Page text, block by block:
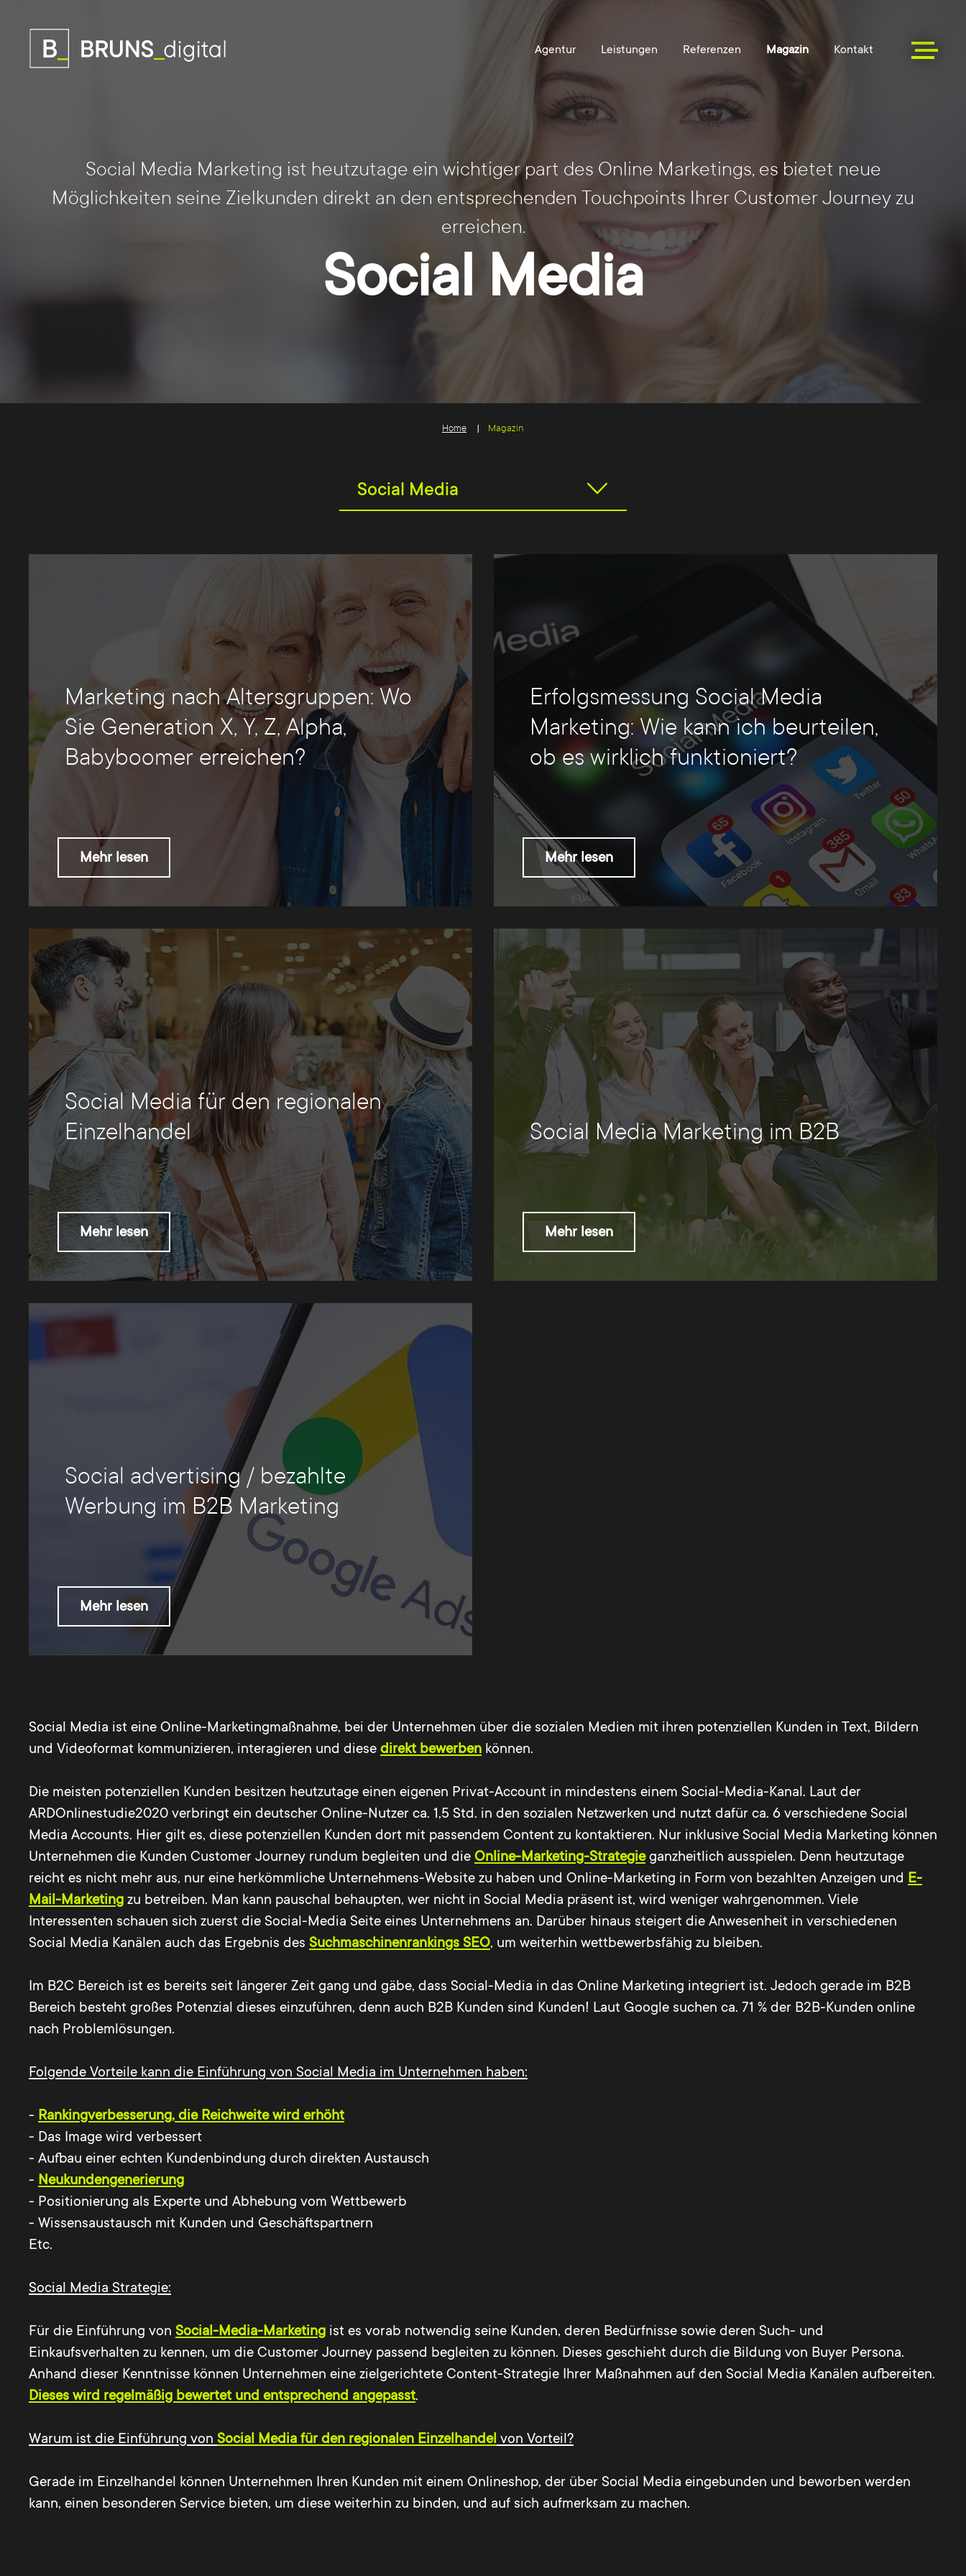
Social Media Marketing ist heutzutage ein wichtiger part des Online Marketings, es bietet neue
Möglichkeiten seine Zielkunden direkt an den entsprechenden Touchpoints Ihrer Customer Journey zu
erreichen.
Social Media
Home Magazin
Social Media
Social Media ist eine Online-Marketingmaßnahme, bei der Unternehmen über die sozialen Medien mit ihren potenziellen Kunden in Text, Bildern
und Videoformat kommunizieren, interagieren und diese direkt bewerben können.
Die meisten potenziellen Kunden besitzen heutzutage einen eigenen Privat-Account in mindestens einem Social-Media-Kanal. Laut der
ARDOnlinestudie2020 verbringt ein deutscher Online-Nutzer ca. 1,5 Std. in den sozialen Netzwerken und nutzt dafür ca. 6 verschiedene Social
Media Accounts. Hier gilt es, diese potenziellen Kunden dort mit passendem Content zu kontaktieren. Nur inklusive Social Media Marketing können
Unternehmen die Kunden Customer Journey rundum begleiten und die Online-Marketing-Strategieganzheitlich ausspielen. Denn heutzutage
reicht es nicht mehr aus, nur eine herkömmliche Unternehmens-Website zu haben und Online-Marketing in Form von bezahlten Anzeigen und E-
Mail-Marketing zu betreiben. Man kann pauschal behaupten, wer nicht in Social Media präsent ist, wird weniger wahrgenommen. Viele
Interessenten schauen sich zuerst die Social-Media Seite eines Unternehmens an. Darüber hinaus steigert die Anwesenheit in verschiedenen
Social Media Kanälen auch das Ergebnis des Suchmaschinenrankings SEO, um weiterhin wettbewerbsfähig zu bleiben.
Im B2C Bereich ist es bereits seit längerer Zeit gang und gäbe, dass Social-Media in das Online Marketing integriert ist. Jedoch gerade im B2B
Bereich besteht großes Potenzial dieses einzuführen, denn auch B2B Kunden sind Kunden! Laut Google suchen ca. 71 % der B2B-Kunden online
nach Problemlösungen.
Folgende Vorteile kann die Einführung von Social Media im Unternehmen haben:
- Rankingverbesserung, die Reichweite wird erhöht
- Das Image wird verbessert
- Aufbau einer echten Kundenbindung durch direkten Austausch
- Neukundengenerierung
- Positionierung als Experte und Abhebung vom Wettbewerb
- Wissensaustausch mit Kunden und Geschäftspartnern
Etc.
Social Media Strategie:
Für die Einführung von Social-Media-Marketing ist es vorab notwendig seine Kunden, deren Bedürfnisse sowie deren Such- und
Einkaufsverhalten zu kennen, um die Customer Journey passend begleiten zu können. Dieses geschieht durch die Bildung von Buyer Persona.
Anhand dieser Kenntnisse können Unternehmen eine zielgerichtete Content-Strategie Ihrer Maßnahmen auf den Social Media Kanälen aufbereiten.
Dieses wird regelmäßig bewertet und entsprechend angepasst.
Warum ist die Einführung von Social Media für den regionalen Einzelhandel von Vorteil?
Gerade im Einzelhandel können Unternehmen Ihren Kunden mit einem Onlineshop, der über Social Media eingebunden und beworben werden
kann, einen besonderen Service bieten, um diese weiterhin zu binden, und auf sich aufmerksam zu machen.
Marketing nach Altersgruppen: Wo
Sie Generation X, Y, Z, Alpha,
Babyboomer erreichen?
Mehr lesen
Erfolgsmessung Social Media
Marketing: Wie kann ich beurteilen,
ob es wirklich funktioniert?
Mehr lesen
Social Media für den regionalen
Einzelhandel
Mehr lesen
Social Media Marketing im B2B
Mehr lesen
Social advertising / bezahlte
Werbung im B2B Marketing
Mehr lesen